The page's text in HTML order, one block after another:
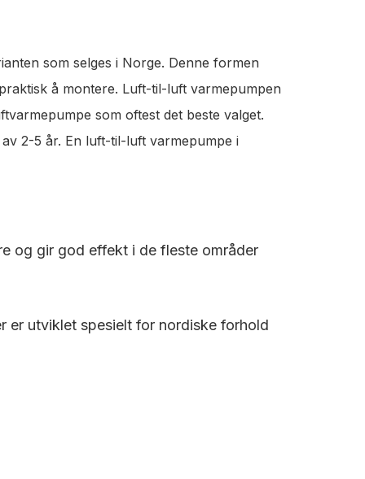
som selges i Norge. Denne formen
å montere. Luft-til-luft varmepumpen
som oftest det beste valget.
2-5 år. En luft-til-luft varmepumpe i
og gir god effekt i de fleste områder
er utviklet spesielt for nordiske forhold